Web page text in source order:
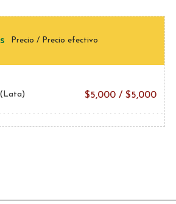
Precio / Precio efectivo
$5,000 /$5,000